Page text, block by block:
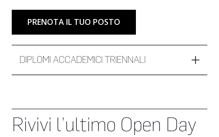
PRENOTA IL TUO POSTO
DIPLOMI ACCADEMICI TRIENNALI
Rivivi l’ultimo Open Day